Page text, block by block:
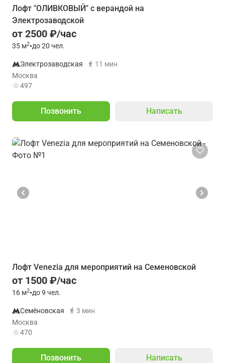
Лофт "ОЛИВКОВЫЙ" с верандой на
Электрозаводской
от 2500 ₽/час
35 м2•до 20 чел.
Электрозаводская
11 мин
Москва
497
Позвонить Написать
Лофт Venezia для мероприятий на Семеновской
от 1500 ₽/час
16 м2•до 9 чел.
Семёновская
3 мин
Москва
470
Позвонить Написать